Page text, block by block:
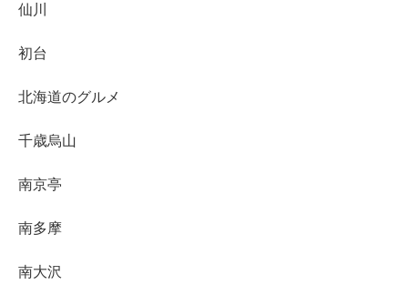
仙川
初台
北海道のグルメ
千歳烏山
南京亭
南多摩
南大沢